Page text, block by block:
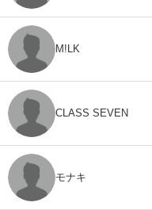
M!LK
CLASS SEVEN
モナキ